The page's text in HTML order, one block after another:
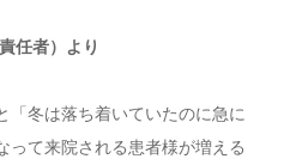
任者）より
「冬は落ち着いていたのに急に
って来院される患者様が増える